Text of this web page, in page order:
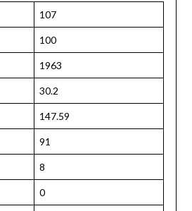
107
100
1963
30.2
147.59
91
8
0